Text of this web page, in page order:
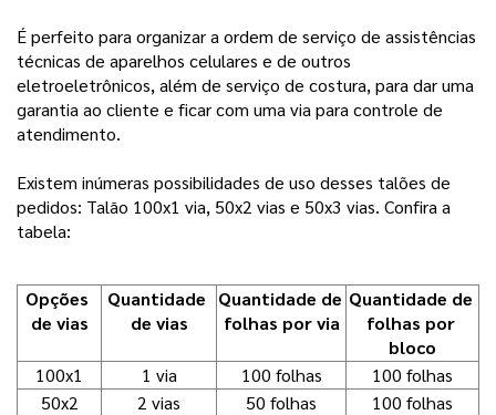
É perfeito para organizar a ordem de serviço de assistências
técnicas de aparelhos celulares e de outros
eletroeletrônicos, além de serviço de costura, para dar uma
garantia ao cliente e ficar com uma via para controle de
atendimento.
Existem inúmeras possibilidades de uso desses talões de
pedidos: Talão 100x1 via, 50x2 vias e 50x3 vias. Confira a
tabela:
Opções
de vias
Quantidade
de vias
Quantidade de
folhas por via
Quantidade de
folhas por
bloco
100x1
1 via 100 folhas
100 folhas
50x2
2 vias 50 folhas
100 folhas